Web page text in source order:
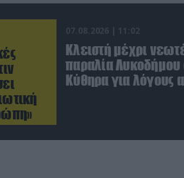
07.08.2026 | 11:02
Κλειστή μέχρι
παραλία Λυκοδήμου
Κύθηρα για λόγους